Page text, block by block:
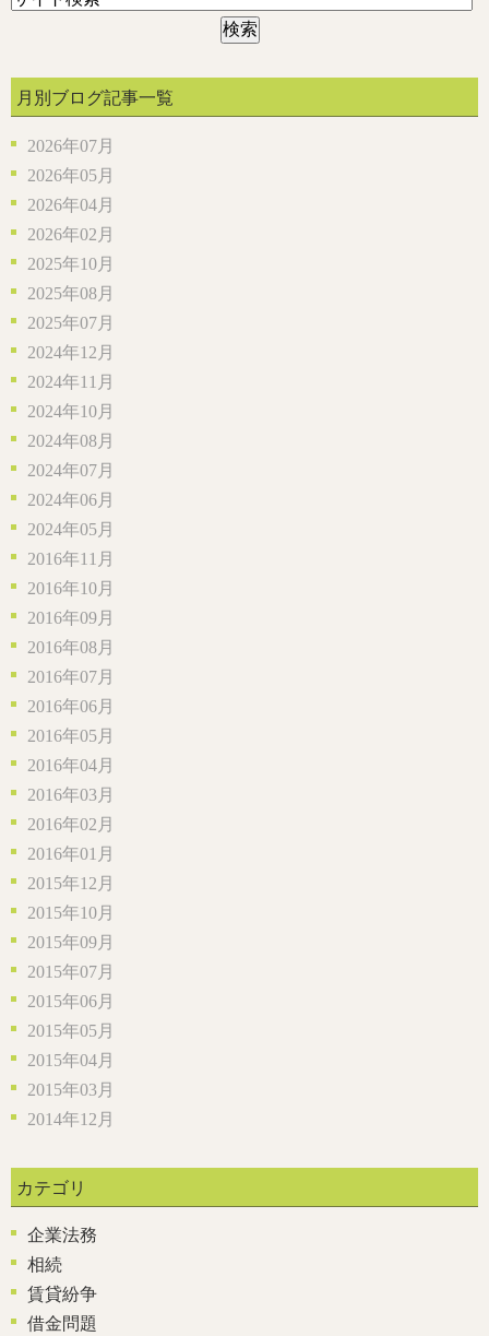
月別ブログ記事一覧
2026年07月
2026年05月
2026年04月
2026年02月
2025年10月
2025年08月
2025年07月
2024年12月
2024年11月
2024年10月
2024年08月
2024年07月
2024年06月
2024年05月
2016年11月
2016年10月
2016年09月
2016年08月
2016年07月
2016年06月
2016年05月
2016年04月
2016年03月
2016年02月
2016年01月
2015年12月
2015年10月
2015年09月
2015年07月
2015年06月
2015年05月
2015年04月
2015年03月
2014年12月
カテゴリ
企業法務
相続
賃貸紛争
借金問題